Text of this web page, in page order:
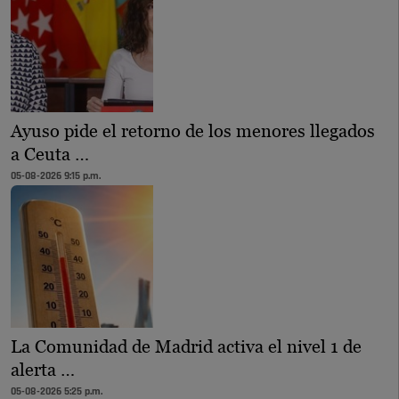
Ayuso pide el retorno de los menores llegados
a Ceuta …
05-08-2026 9:15 p.m.
La Comunidad de Madrid activa el nivel 1 de
alerta …
05-08-2026 5:25 p.m.